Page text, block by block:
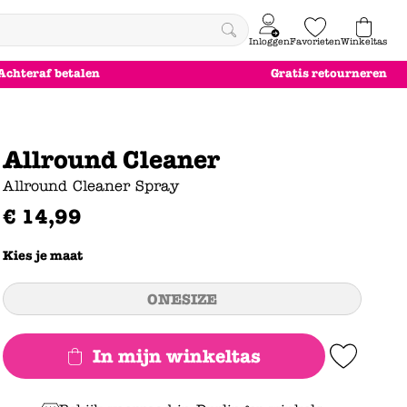
InloggenFavorietenWinkeltas
0
betalen Gratis retourneren
Allround Cleaner
Allround Cleaner Spray
€ 14,99
Kies je maat
ONESIZE
In mijn winkeltas Add to Wishlist